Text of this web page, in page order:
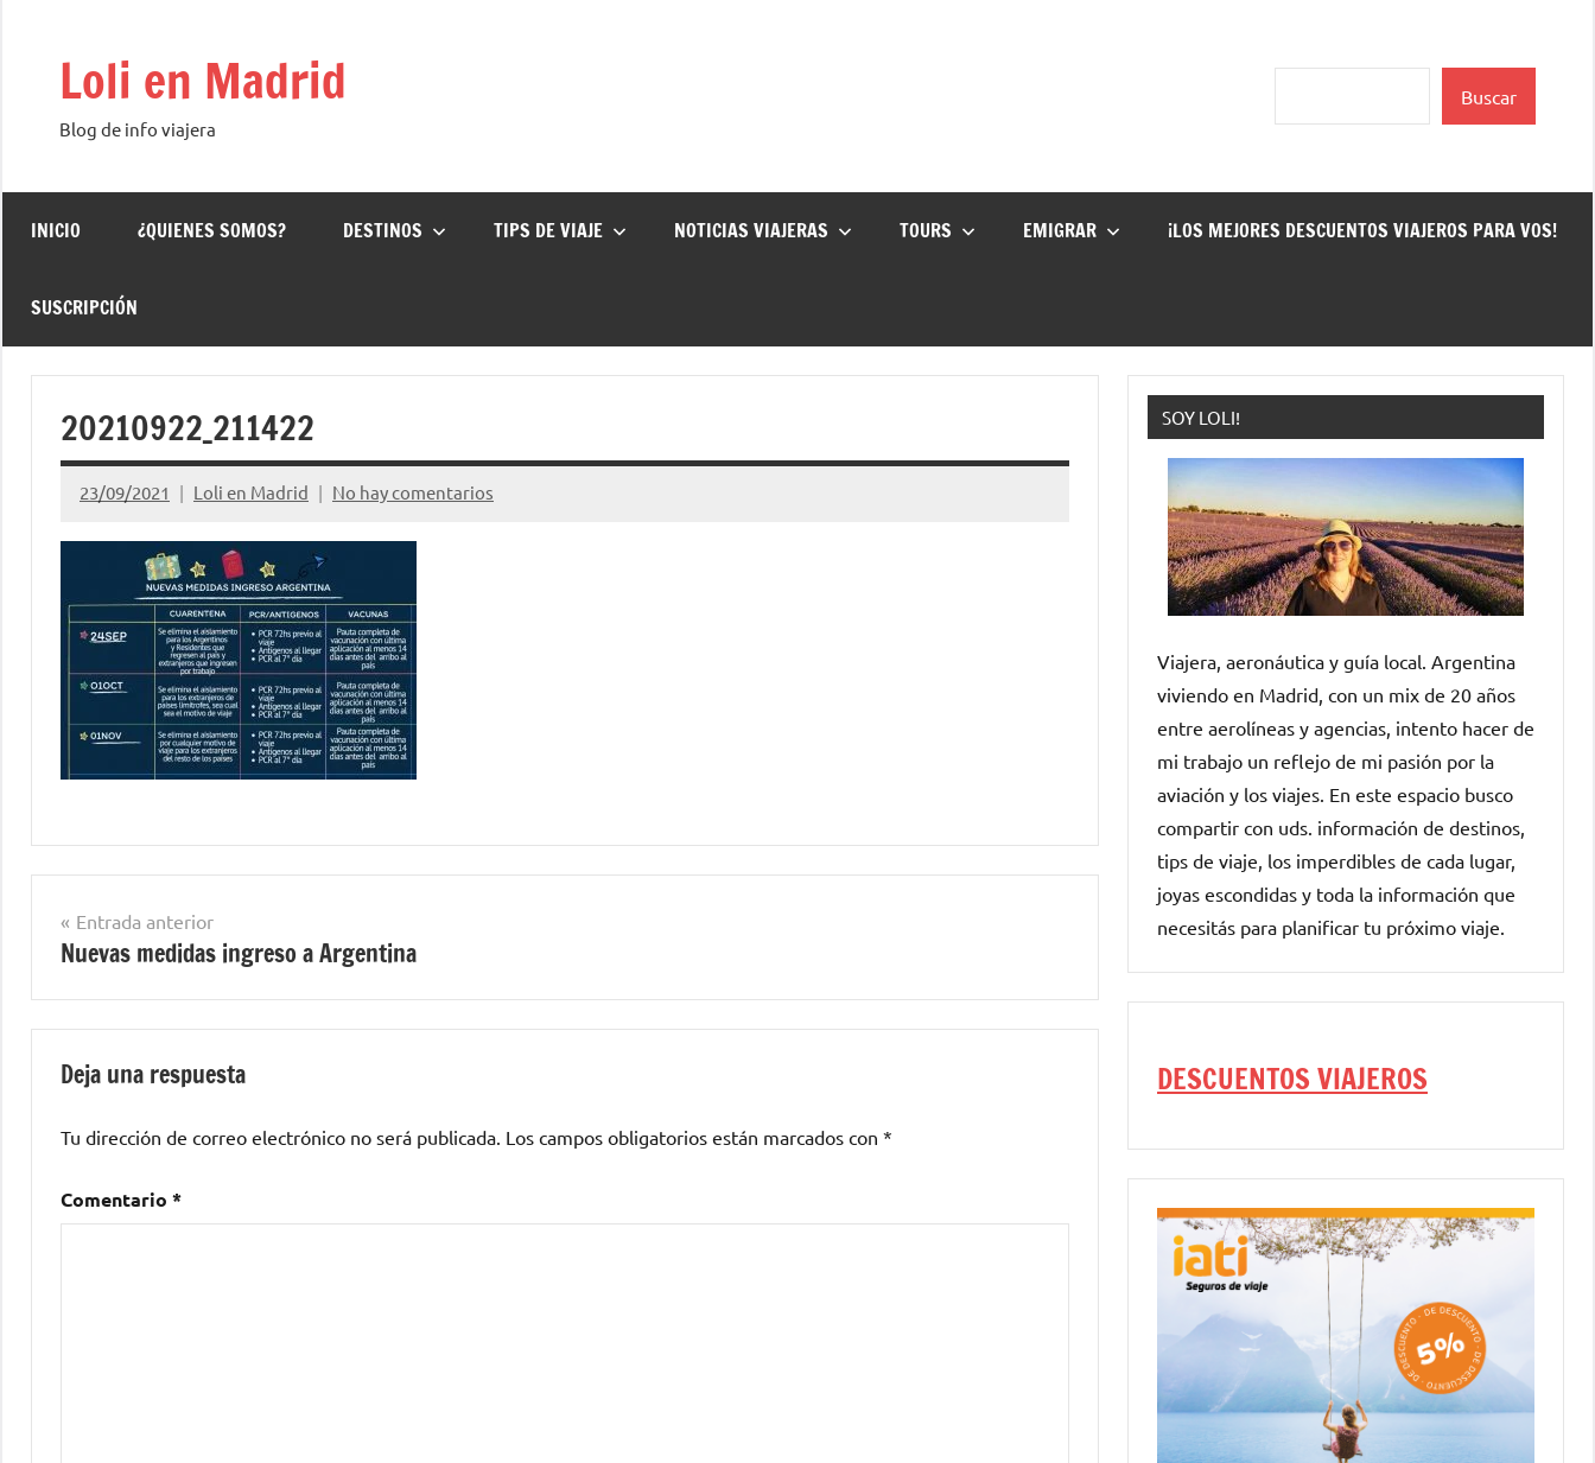
contenidoLoli en Madrid
Blog de info viajera
Buscar
INICIO ¿QUIENES SOMOS? DESTINOS TIPS DE VIAJE NOTICIAS VIAJERAS TOURS EMIGRAR ¡LOS MEJORES DESCUENTOS VIAJEROS PARA VOS!
SUSCRIPCIÓN
20210922_211422
23/09/2021 Loli en Madrid No hay comentarios
Navegación
de
entradas
Entrada anterior
Nuevas medidas ingreso a Argentina
Deja una respuesta
Tu dirección de correo electrónico no será publicada. Los campos obligatorios están marcados con *
Comentario *
SOY LOLI!
Viajera, aeronáutica y guía local. Argentina
viviendo en Madrid, con un mix de 20 años
entre aerolíneas y agencias, intento hacer de
mi trabajo un reflejo de mi pasión por la
aviación y los viajes. En este espacio busco
compartir con uds. información de destinos,
tips de viaje, los imperdibles de cada lugar,
joyas escondidas y toda la información que
necesitás para planificar tu próximo viaje.
DESCUENTOS VIAJEROS